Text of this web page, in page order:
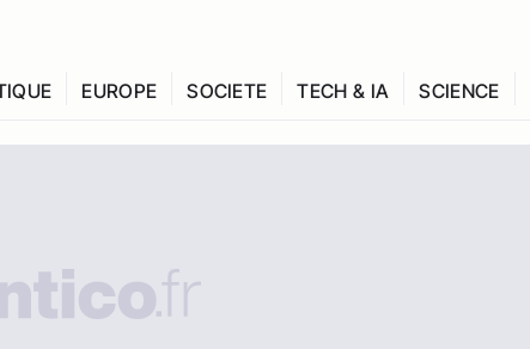
EUROPE SOCIETE TECH & IA SCIENCE